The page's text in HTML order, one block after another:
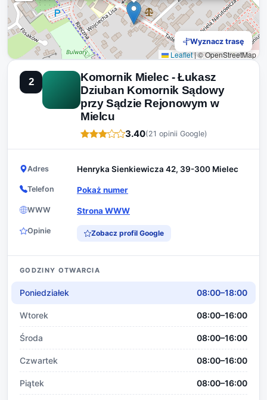
Leaflet|© OpenStreetMap
Wyznacz trasę
2
Komornik Mielec - Łukasz
Dziuban Komornik Sądowy
przy Sądzie Rejonowym w
Mielcu
3.40(21 opinii Google)
Adres Henryka Sienkiewicza 42, 39-300 Mielec
Telefon Pokaż numer
WWW Strona WWW
Opinie Zobacz profil Google
GODZINY OTWARCIA
Poniedziałek 08:00–18:00
Wtorek 08:00–16:00
Środa 08:00–16:00
Czwartek 08:00–16:00
Piątek 08:00–16:00